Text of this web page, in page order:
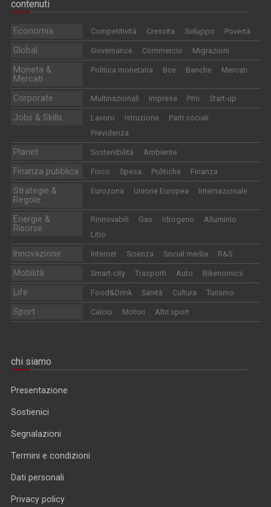
contenuti
Economia Competitività Crescita Sviluppo Povertà
Global Governance Commercio Migrazioni
Moneta &
Mercati
Politica monetaria Bce Banche Mercati
Corporate Multinazionali Imprese Pmi Start-up
Jobs & Skills Lavoro Istruzione
Parti sociali
Previdenza
Planet Sostenibilità Ambiente
Finanza pubblica Fisco Spesa Politiche Finanza
Strategie &
Regole
Eurozona Unione Europea Internazionale
Energie &
Risorse
Rinnovabili Gas Idrogeno
Alluminio
Litio
Innovazione Internet Scienza Social media R&S
Mobilità Smart-city Trasporti Auto Bikenomics
Life Food&Drink Sanità Cultura Turismo
Sport Calcio Motori Altri sport
chi siamo
Presentazione
Sostienici
Segnalazioni
Termini e condizioni
Dati personali
Privacy policy